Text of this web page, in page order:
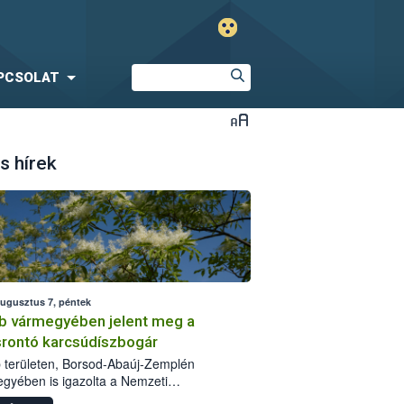
hírek
7, péntek
vármegyében jelent meg a
karcsúdíszbogár
területen, Borsod-Abaúj-Zemplén
is igazolta a Nemzeti
biztonsági Hivatal (Nébih) a